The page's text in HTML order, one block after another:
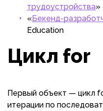
трудоустройства»
«Бекенд-
Education
Цикл for
Первый объект — цикл
итерации по